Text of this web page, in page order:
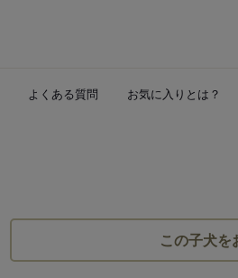
よくある質問 お気に入りとは？
この子犬を